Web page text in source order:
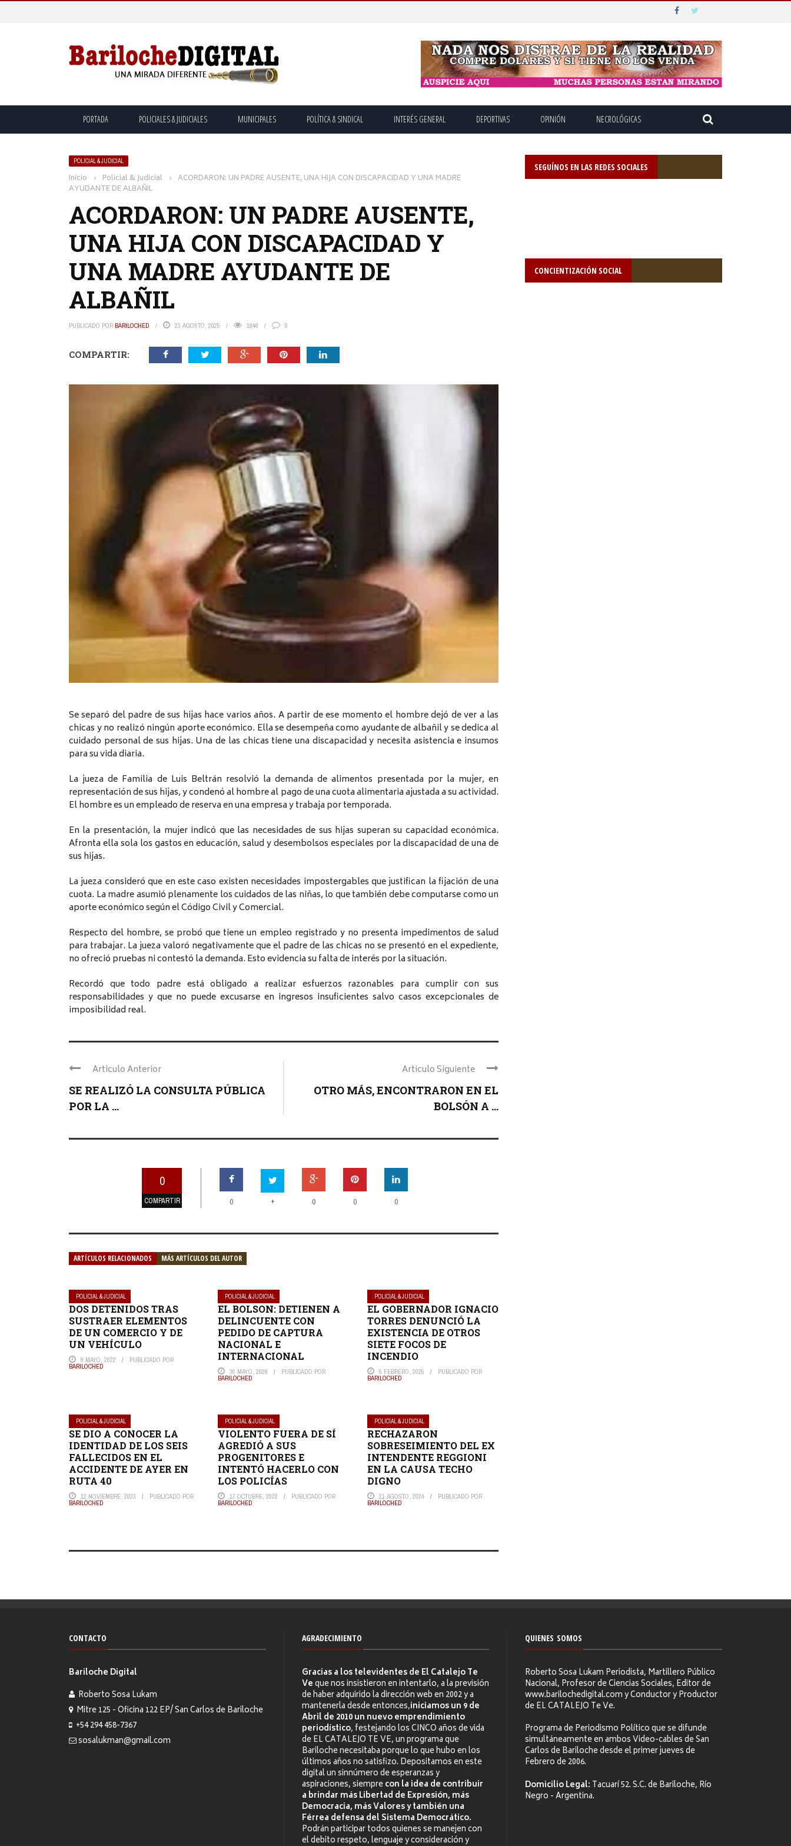
PORTADA POLICIALES & JUDICIALES MUNICIPALES POLÍTICA & SINDICAL INTERÉS GENERAL DEPORTIVAS OPINIÓN NECROLÓGICAS
POLICIAL & JUDICIAL
Inicio › Policial & Judicial › ACORDARON: UN PADRE AUSENTE, UNA HIJA CON DISCAPACIDAD Y UNA MADRE
AYUDANTE DE ALBAÑIL
ACORDARON: UN PADRE AUSENTE,
UNA HIJA CON DISCAPACIDAD Y
UNA MADRE AYUDANTE DE
ALBAÑIL
PUBLICADO POR BARILOCHED 23 AGOSTO, 2025 1846 0
COMPARTIR:
Se separó del padre de sus hijas hace varios años. A partir de ese momento el hombre dejó de ver a las
chicas y no realizó ningún aporte económico. Ella se desempeña como ayudante de albañil y se dedica al
cuidado personal de sus hijas. Una de las chicas tiene una discapacidad y necesita asistencia e insumos
para su vida diaria.
La jueza de Familia de Luis Beltrán resolvió la demanda de alimentos presentada por la mujer, en
representación de sus hijas, y condenó al hombre al pago de una cuota alimentaria ajustada a su actividad.
El hombre es un empleado de reserva en una empresa y trabaja por temporada.
En la presentación, la mujer indicó que las necesidades de sus hijas superan su capacidad económica.
Afronta ella sola los gastos en educación, salud y desembolsos especiales por la discapacidad de una de
sus hijas.
La jueza consideró que en este caso existen necesidades impostergables que justifican la fijación de una
cuota. La madre asumió plenamente los cuidados de las niñas, lo que también debe computarse como un
aporte económico según el Código Civil y Comercial.
Respecto del hombre, se probó que tiene un empleo registrado y no presenta impedimentos de salud
para trabajar. La jueza valoró negativamente que el padre de las chicas no se presentó en el expediente,
no ofreció pruebas ni contestó la demanda. Esto evidencia su falta de interés por la situación.
Recordó que todo padre está obligado a realizar esfuerzos razonables para cumplir con sus
responsabilidades y que no puede excusarse en ingresos insuficientes salvo casos excepcionales de
imposibilidad real.
Articulo Anterior
SE REALIZÓ LA CONSULTA PÚBLICA
POR LA ...
Articulo Siguiente
OTRO MÁS, ENCONTRARON EN EL
BOLSÓN A ...
0
COMPARTIR 0 + 0 0 0
ARTÍCULOS RELACIONADOS MÁS ARTÍCULOS DEL AUTOR
POLICIAL & JUDICIAL
DOS DETENIDOS TRAS
SUSTRAER ELEMENTOS
DE UN COMERCIO Y DE
UN VEHÍCULO
9 MAYO, 2022 PUBLICADO POR
BARILOCHED
POLICIAL & JUDICIAL
EL BOLSON: DETIENEN A
DELINCUENTE CON
PEDIDO DE CAPTURA
NACIONAL E
INTERNACIONAL
30 MAYO, 2026 PUBLICADO POR
BARILOCHED
POLICIAL & JUDICIAL
EL GOBERNADOR IGNACIO
TORRES DENUNCIÓ LA
EXISTENCIA DE OTROS
SIETE FOCOS DE
INCENDIO
5 FEBRERO, 2025 PUBLICADO POR
BARILOCHED
POLICIAL & JUDICIAL
SE DIO A CONOCER LA
IDENTIDAD DE LOS SEIS
FALLECIDOS EN EL
ACCIDENTE DE AYER EN
RUTA 40
12 NOVIEMBRE, 2023 PUBLICADO POR
BARILOCHED
POLICIAL & JUDICIAL
VIOLENTO FUERA DE SÍ
AGREDIÓ A SUS
PROGENITORES E
INTENTÓ HACERLO CON
LOS POLICÍAS
17 OCTUBRE, 2022 PUBLICADO POR
BARILOCHED
POLICIAL & JUDICIAL
RECHAZARON
SOBRESEIMIENTO DEL EX
INTENDENTE REGGIONI
EN LA CAUSA TECHO
DIGNO
21 AGOSTO, 2024 PUBLICADO POR
BARILOCHED
SEGUÍNOS EN LAS REDES SOCIALES
CONCIENTIZACIÓN SOCIAL
CONTACTO
Bariloche Digital
Roberto Sosa Lukam
Mitre 125 - Oficina 122 EP/ San Carlos de Bariloche
+54 294 458-7367
sosalukman@gmail.com
AGRADECIMIENTO
Gracias a los televidentes de El Catalejo Te
Veque nos insistieron en intentarlo, a la previsión
de haber adquirido la dirección web en 2002 y a
mantenerla desde entonces,iniciamos un 9 de
Abril de 2010 un nuevo emprendimiento
periodístico, festejando los CINCO años de vida
de EL CATALEJO TE VE, un programa que
Bariloche necesitaba porque lo que hubo en los
últimos años no satisfizo. Depositamos en este
digital un sinnúmero de esperanzas y
aspiraciones, siemprecon la idea de contribuir
a brindar más Libertad de Expresión, más
Democracia, más Valores y también una
Férrea defensa del Sistema Democrático.
Podrán participar todos quienes se manejen con
el debito respeto, lenguaje y consideración y
QUIENES SOMOS
Roberto Sosa Lukam Periodista, Martillero Público
Nacional, Profesor de Ciencias Sociales, Editor de
www.barilochedigital.com y Conductor y Productor
de EL CATALEJO Te Ve.
Programa de Periodismo Político que se difunde
simultáneamente en ambos Video-cables de San
Carlos de Bariloche desde el primer jueves de
Febrero de 2006.
Domicilio Legal: Tacuarí 52. S.C. de Bariloche, Río
Negro - Argentina.